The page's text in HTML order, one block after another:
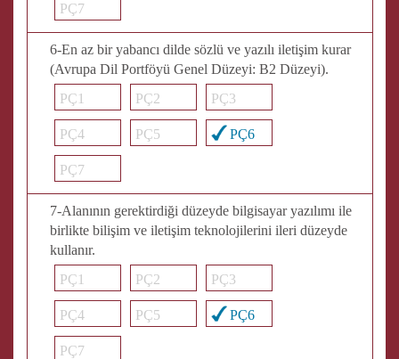
PÇ7
6-En az bir yabancı dilde sözlü ve yazılı iletişim kurar
(Avrupa Dil Portföyü Genel Düzeyi: B2 Düzeyi).
PÇ1
PÇ2 PÇ3
PÇ4 PÇ5 PÇ6
PÇ7
7-Alanının gerektirdiği düzeyde bilgisayar yazılımı ile
birlikte bilişim ve iletişim teknolojilerini ileri düzeyde
kullanır.
PÇ1
PÇ2 PÇ3
PÇ4 PÇ5 PÇ6
PÇ7